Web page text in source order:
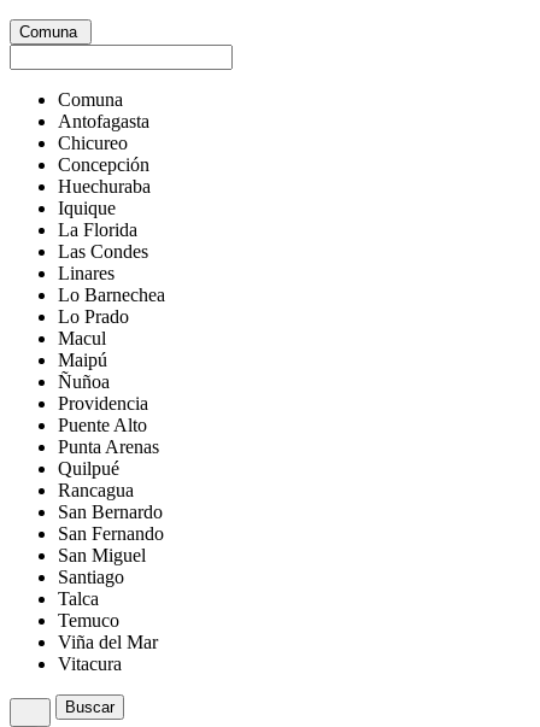
Comuna
Comuna
Antofagasta
Chicureo
Concepción
Huechuraba
Iquique
La Florida
Las Condes
Linares
Lo Barnechea
Lo Prado
Macul
Maipú
Ñuñoa
Providencia
Puente Alto
Punta Arenas
Quilpué
Rancagua
San Bernardo
San Fernando
San Miguel
Santiago
Talca
Temuco
Viña del Mar
Vitacura
Buscar